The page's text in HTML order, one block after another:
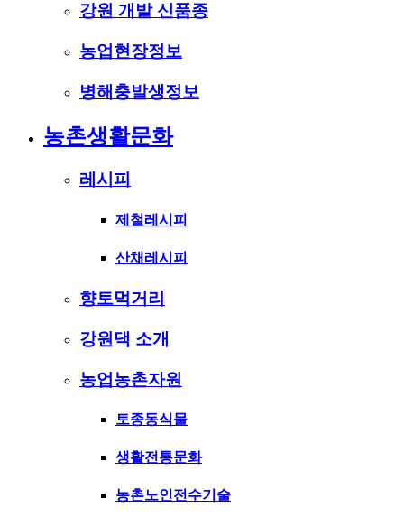
강원 개발 신품종
농업현장정보
병해충발생정보
농촌생활문화
레시피
제철레시피
산채레시피
향토먹거리
강원댁 소개
농업농촌자원
토종동식물
생활전통문화
농촌노인전수기술